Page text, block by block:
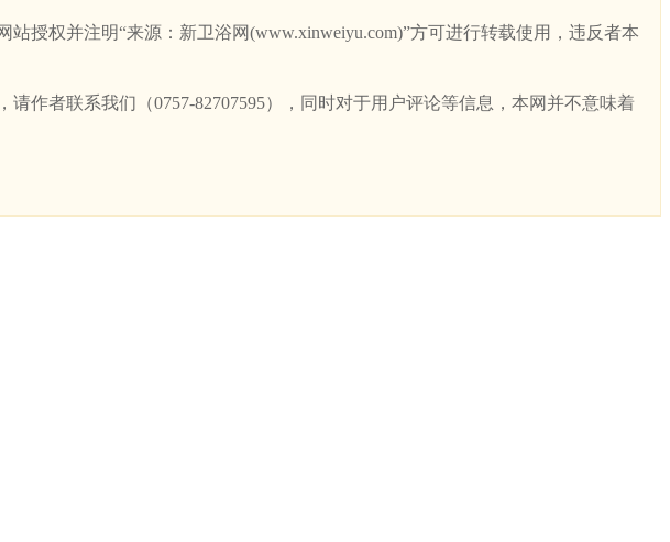
授权并注明“来源：新卫浴网(www.xinweiyu.com)”方可进行转载使用，违反者本
作者联系我们（0757-82707595），同时对于用户评论等信息，本网并不意味着